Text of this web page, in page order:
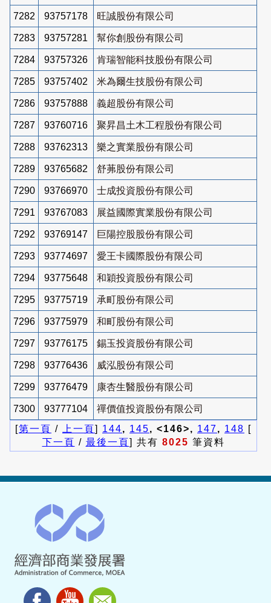
7282 93757178 旺誠股份有限公司
7283 93757281 幫你創股份有限公司
7284 93757326 肯瑞智能科技股份有限公司
7285 93757402 米為爾生技股份有限公司
7286 93757888 義超股份有限公司
7287 93760716 聚昇昌土木工程股份有限公司
7288 93762313 樂之實業股份有限公司
7289 93765682 舒茀股份有限公司
7290 93766970 士成投資股份有限公司
7291 93767083 展益國際實業股份有限公司
7292 93769147 巨陽控股股份有限公司
7293 93774697 愛王卡國際股份有限公司
7294 93775648 和穎投資股份有限公司
7295 93775719 承町股份有限公司
7296 93775979 和町股份有限公司
7297 93776175 錫玉投資股份有限公司
7298 93776436 威泓股份有限公司
7299 93776479 康杏生醫股份有限公司
7300 93777104
禪價值投資股份有限公司
[第一頁 / 上一頁] 144, 145, <146>, 147, 148 [
下一頁 / 最後一頁] 共有 8025 筆資料